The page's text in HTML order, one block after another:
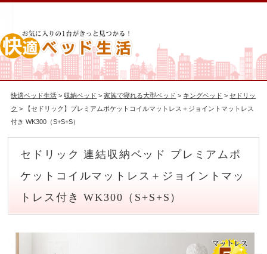
快適ベッド生活 >収納ベッド >家族で寝れる大型ベッド > キングベッド >セドリッ
ク > 【セドリック】プレミアムポケットコイルマットレス＋ジョイントマットレス
付き WK300（S+S+S）
セドリック 連結収納ベッド プレミアムポ
ケットコイルマットレス＋ジョイントマッ
トレス付き WK300（S+S+S）